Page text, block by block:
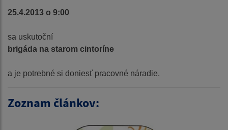
25.4.2013 o 9:00
sa uskutoční
brigáda na starom cintoríne
a je potrebné si doniesť pracovné náradie.
Zoznam článkov: